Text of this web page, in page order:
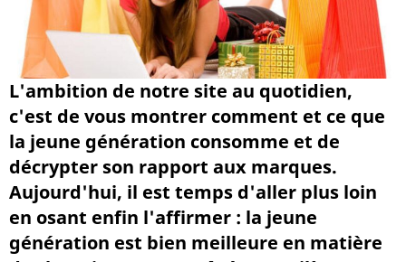
L'ambition de notre site au quotidien,
c'est de vous montrer comment et ce que
la jeune génération consomme et de
décrypter son rapport aux marques.
Aujourd'hui, il est temps d'aller plus loin
en osant enfin l'affirmer : la jeune
génération est bien meilleure en matière